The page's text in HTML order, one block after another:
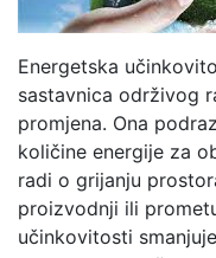
Energetska
sastavnica održivog
promjena. Ona
količine energije za
radi o grijanju
proizvodnji ili
učinkovitosti